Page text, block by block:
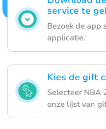
service te
Bezoek de app
applicatie.
Kies de gift
Selecteer NBA
onze lijst van